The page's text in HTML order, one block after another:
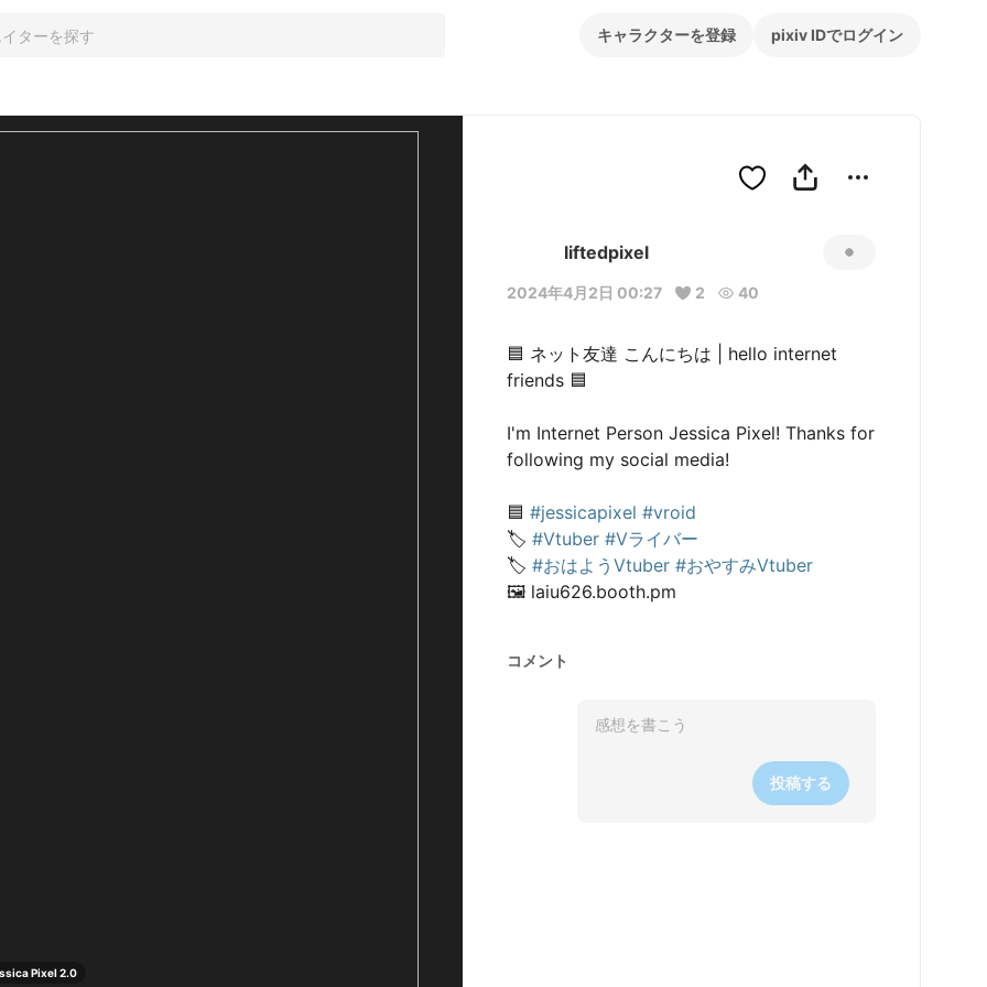
キャラクターを登録 pixiv IDでログイン
Pixel 2.0
liftedpixel
2024年4月2日 00:27 2 40
🟦 ネット友達 こんにちは | hello internet
friends 🟦
I'm Internet Person Jessica Pixel! Thanks for
following my social media!
🟦 #jessicapixel #vroid
🏷️ #Vtuber #Vライバー
🏷️ #おはようVtuber #おやすみVtuber
🖼️ laiu626.booth.pm
コメント
投稿する